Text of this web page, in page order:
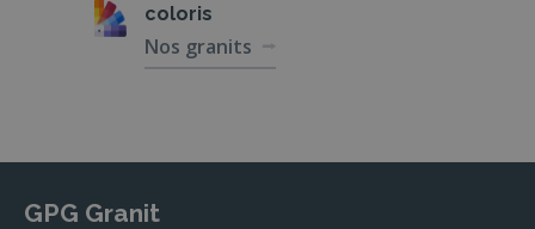
coloris
Nos granits
GPG Granit